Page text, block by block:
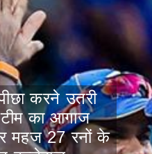
करने उतरी
का आगाज
महज 27 रनों के